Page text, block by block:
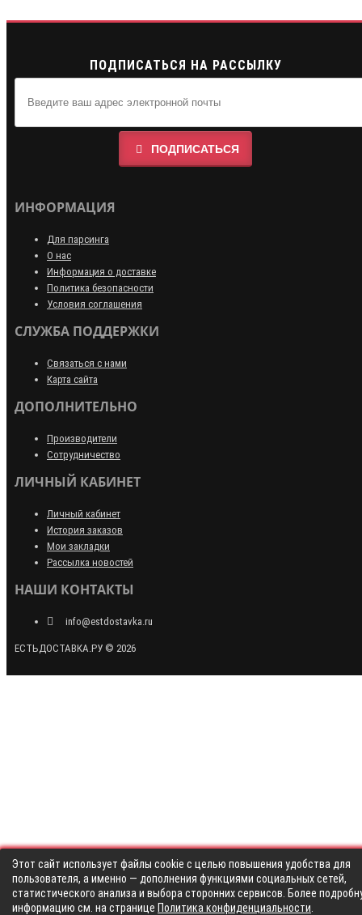
ПОДПИСАТЬСЯ НА РАССЫЛКУ
ПОДПИСАТЬСЯ
ИНФОРМАЦИЯ
Для парсинга
О нас
Информация о доставке
Политика безопасности
Условия соглашения
СЛУЖБА ПОДДЕРЖКИ
Связаться с нами
Карта сайта
ДОПОЛНИТЕЛЬНО
Производители
Сотрудничество
ЛИЧНЫЙ КАБИНЕТ
Личный кабинет
История заказов
Мои закладки
Рассылка новостей
НАШИ КОНТАКТЫ
info@estdostavka.ru
ЕСТЬДОСТАВКА.РУ © 2026
Этот сайт использует файлы cookie с целью повышения удобства для
пользователя, а именно — дополнения функциями социальных сетей,
статистического анализа и выбора сторонних сервисов. Более
информацию см. на странице Политика конфиденциальности